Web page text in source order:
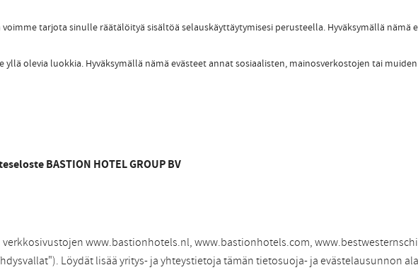
voimme tarjota sinulle räätälöityä sisältöä selauskäyttäytymisesi perusteella. Hyväksymällä
yllä olevia luokkia. Hyväksymällä nämä evästeet annat sosiaalisten, mainosverkostojen tai
BASTION HOTEL GROUP BV
verkkosivustojen www.bastionhotels.nl, www.bastionhotels.com,
Löydät lisää yritys- ja yhteystietoja tämän tietosuoja- ja evästelausunnon